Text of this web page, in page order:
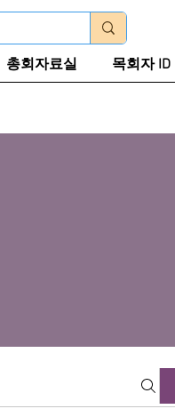
총회자료실 목회자 ID